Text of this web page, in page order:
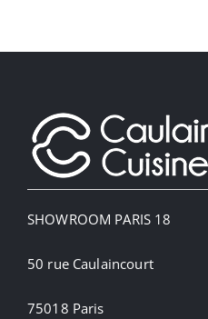
SHOWROOM PARIS 18
50 rue Caulaincourt
75018 Paris